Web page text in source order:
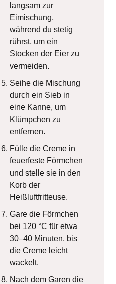
langsam zur
Eimischung,
während du stetig
rührst, um ein
Stocken der Eier zu
vermeiden.
Seihe die Mischung
durch ein Sieb in
eine Kanne, um
Klümpchen zu
entfernen.
Fülle die Creme in
feuerfeste Förmchen
und stelle sie in den
Korb der
Heißluftfritteuse.
Gare die Förmchen
bei 120 °C für etwa
30–40 Minuten, bis
die Creme leicht
wackelt.
Nach dem Garen die